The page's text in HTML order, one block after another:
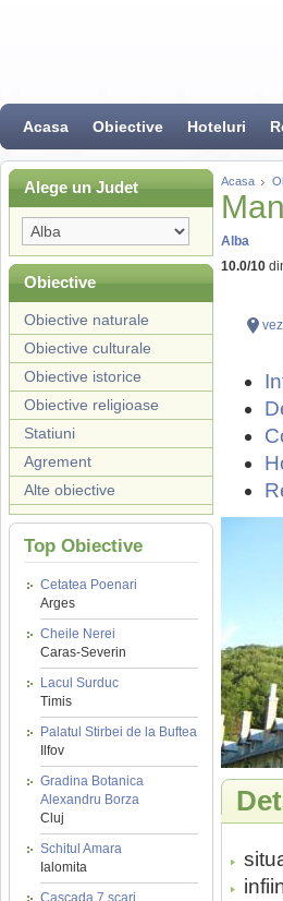
Acasa Obiective Hoteluri
Alege un Judet
Obiective
Obiective naturale
Obiective culturale
Obiective istorice
Obiective religioase
Statiuni
Agrement
Alte obiective
Top Obiective
Cetatea Poenari
Arges
Cheile Nerei
Caras-Severin
Lacul Surduc
Timis
Palatul Stirbei de la Buftea
Ilfov
Gradina Botanica
Alexandru Borza
Cluj
Schitul Amara
Ialomita
Cascada 7 scari
Acasa
Alba
10.0/10